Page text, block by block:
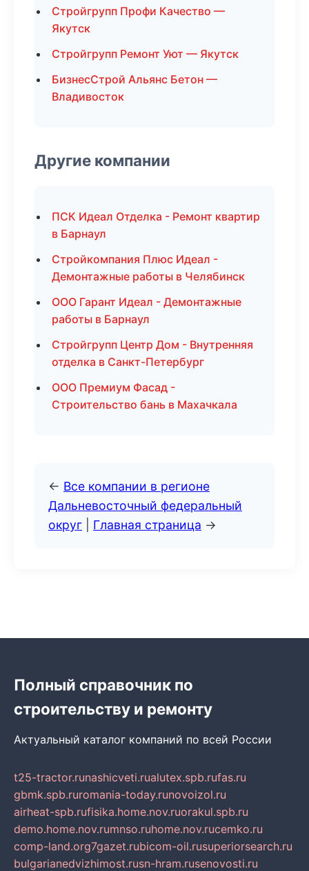
Стройгрупп Профи Качество —
Якутск
Стройгрупп Ремонт Уют — Якутск
БизнесСтрой Альянс Бетон —
Владивосток
Другие компании
ПСК Идеал Отделка - Ремонт квартир
в Барнаул
Стройкомпания Плюс Идеал -
Демонтажные работы в Челябинск
ООО Гарант Идеал - Демонтажные
работы в Барнаул
Стройгрупп Центр Дом - Внутренняя
отделка в Санкт-Петербург
ООО Премиум Фасад -
Строительство бань в Махачкала
← Все компании в регионе
Дальневосточный федеральный
округ
Главная страница →
Полный справочник по
строительству и ремонту
Актуальный каталог компаний по всей России
t25-tractor.runashicveti.rualutex.spb.rufas.ru
gbmk.spb.ruromania-today.runovoizol.ru
airheat-spb.rufisika.home.nov.ruorakul.spb.ru
demo.home.nov.rumnso.ruhome.nov.rucemko.ru
comp-land.org7gazet.rubicom-oil.rusuperiorsearch.ru
bulgarianedvizhimost.rusn-hram.rusenovosti.ru